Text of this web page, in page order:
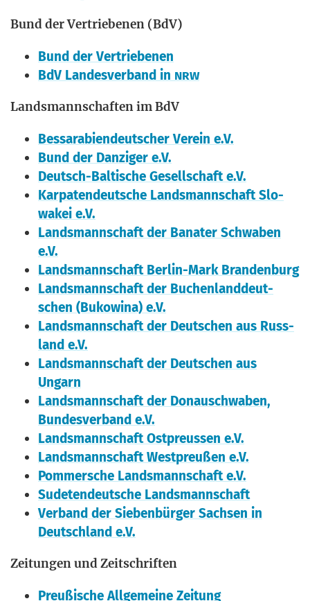
Bund der Ver­trie­be­nen (BdV)
Bund der Vertriebenen
BdV Lan­des­ver­band in NRW
Lands­mann­schaf­ten im BdV
Bes­sa­ra­bi­en­deut­scher Ver­ein e.V.
Bund der Dan­zi­ger e.V.
Deutsch-Bal­ti­sche Gesell­schaft e.V.
Kar­pa­ten­deut­sche Lands­mann­schaft Slo­
wa­kei e.V.
Lands­mann­schaft der Bana­ter Schwa­ben
e.V.
Lands­mann­schaft Ber­lin-Mark Brandenburg
Lands­mann­schaft der Buchen­land­deut­
schen (Buko­wi­na) e.V.
Lands­mann­schaft der Deut­schen aus Russ­
land e.V.
Lands­mann­schaft der Deut­schen aus
Ungarn
Lands­mann­schaft der Donau­schwa­ben,
Bun­des­ver­band e.V.
Lands­mann­schaft Ost­preus­sen e.V.
Lands­mann­schaft West­preu­ßen e.V.
Pom­mer­sche Lands­mann­schaft e.V.
Sude­ten­deut­sche Landsmannschaft
Ver­band der Sie­ben­bür­ger Sach­sen in
Deutsch­land e.V.
Zei­tun­gen und Zeitschriften
Preu­ßi­sche All­ge­mei­ne Zeitung